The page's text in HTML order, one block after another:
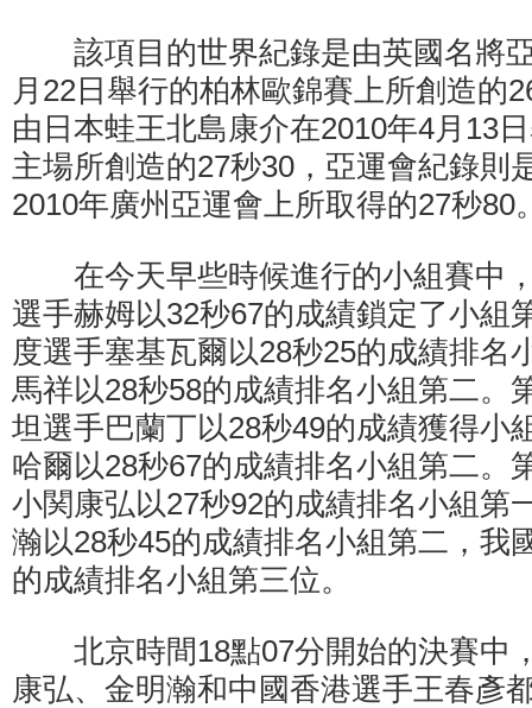
該項目的世界紀錄是由英國名將
月22日舉行的柏林歐錦賽上所創造的
由日本蛙王北島康介在2010年4月13
主場所創造的27秒30，亞運會紀錄則
2010年廣州亞運會上所取得的27秒80
在今天早些時候進行的小組賽中
選手赫姆以32秒67的成績鎖定了小組
度選手塞基瓦爾以28秒25的成績排名
馬祥以28秒58的成績排名小組第二。
坦選手巴蘭丁以28秒49的成績獲得小
哈爾以28秒67的成績排名小組第二。
小関康弘以27秒92的成績排名小組第
瀚以28秒45的成績排名小組第二，我
的成績排名小組第三位。
北京時間18點07分開始的決賽中
康弘、金明瀚和中國香港選手王春彥